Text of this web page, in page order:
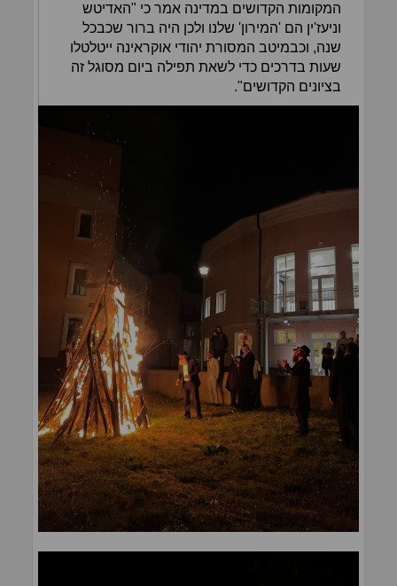
המקומות הקדושים במדינה אמר כי "האדיטש
וניעז'ין הם 'המירון' שלנו ולכן היה ברור שכבכל
שנה, וכבמיטב המסורת יהודי אוקראינה ייטלטלו
שעות בדרכים כדי לשאת תפילה ביום מסוגל זה
בציונים הקדושים".